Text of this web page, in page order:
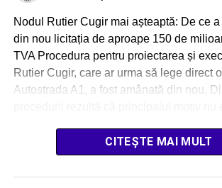
Nodul Rutier Cugir mai așteaptă: De ce
din nou licitația de aproape 150 de
TVA Procedura pentru proiectarea și
Rutier Cugir, care ar urma să lege direct
Autostrada A1, a fost amânată din nou.
CITEȘTE MAI MULT